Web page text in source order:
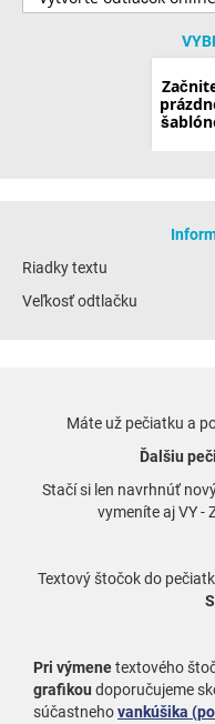
Riadky textu
Veľkosť odtlačku
Máte už pečiatku a
Ďalšiu
Stačí si len navrhnúť
vymeníte aj VY -
Textový štočok do
Pri výmenetextového
grafikou doporučujeme
súčastnehovankúšika